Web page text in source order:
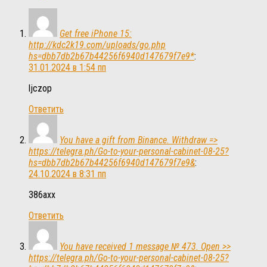
Get free iPhone 15:
http://kdc2k19.com/uploads/go.php
hs=dbb7db2b67b44256f6940d147679f7e9*:
31.01.2024 в 1:54 пп
ljczop
Ответить
You have a gift from Binance. Withdrаw =>
https://telegra.ph/Go-to-your-personal-cabinet-08-25?
hs=dbb7db2b67b44256f6940d147679f7e9&:
24.10.2024 в 8:31 пп
386axx
Ответить
You have received 1 message № 473. Open >>
https://telegra.ph/Go-to-your-personal-cabinet-08-25?